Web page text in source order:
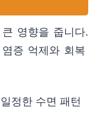
영향을 줍니다.
증 억제와 회복
정한 수면 패턴